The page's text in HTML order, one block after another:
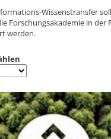
Wissenstransfer
Forschungsakademie in der
werden.